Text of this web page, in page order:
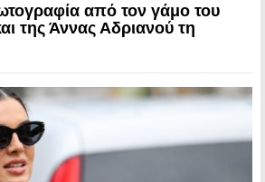
από τον γάμο του
της Άννας Αδριανού τη